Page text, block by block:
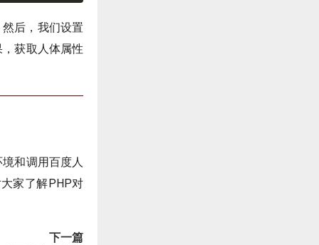
后，我们设置
获取人体属性
和调用百度人
家了解PHP对
下一篇